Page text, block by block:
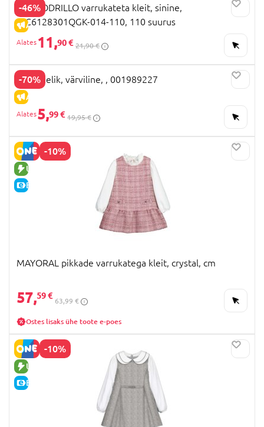
-46%
ALLAHINDLUS
COCCODRILLO varrukateta kleit, sinine,
WC6128301QGK-014-110, 110 suurus
11,90 € 21,90 €
-70%
ALLAHINDLUS
OVS seelik, värviline, , 001989227
5,99 € 19,95 €
-10%
UUS TOODE
E-HIND
MAYORAL pikkade varrukatega kleit, crystal, cm
57,59 €
63,99 €
Ostes lisaks ühe toote e-poes
-10%
UUS TOODE
E-HIND